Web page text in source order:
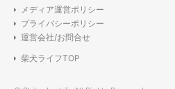
メディア運営ポリシー
プライバシーポリシー
運営会社/お問合せ
柴犬ライフTOP